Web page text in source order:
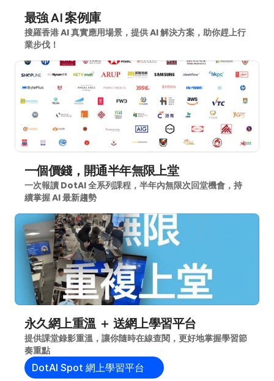
最強 AI 案例庫
搜羅香港 AI 真實應用場景，提供 AI 解決方案，助你趕上行
業步伐！
一個價錢，開通半年無限上堂
一次報讀 DotAI 全系列課程，半年內無限次回堂機會，持
續掌握 AI 最新趨勢
永久網上重溫 ＋ 送網上學習平台
提供課堂錄影重溫，讓你隨時在線查閱，更好地掌握學習節
奏重點
DotAI Spot 網上學習平台